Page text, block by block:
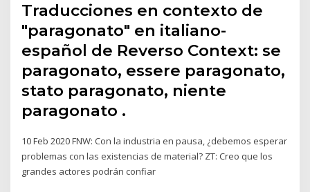
Traducciones en contexto de
"paragonato" en italiano-
español de Reverso Context: se
paragonato, essere paragonato,
stato paragonato, niente
paragonato .
10 Feb 2020 FNW: Con la industria en pausa, ¿debemos esperar
problemas con las existencias de material? ZT: Creo que los
grandes actores podrán confiar